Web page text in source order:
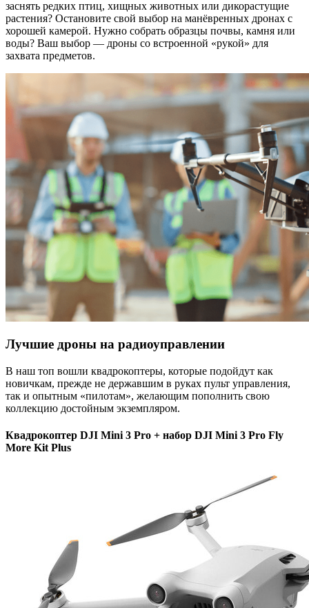
заснять редких птиц, хищных животных или дикорастущие
растения? Остановите свой выбор на манёвренных дронах с
хорошей камерой. Нужно собрать образцы почвы, камня или
воды? Ваш выбор — дроны со встроенной «рукой» для
захвата предметов.
Лучшие дроны на радиоуправлении
В наш топ вошли квадрокоптеры, которые подойдут как
новичкам, прежде не державшим в руках пульт управления,
так и опытным «пилотам», желающим пополнить свою
коллекцию достойным экземпляром.
Квадрокоптер DJI Mini 3 Pro + набор DJI Mini 3 Pro Fly
More Kit Plus